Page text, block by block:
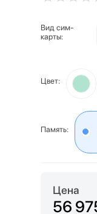
Вид сим-
карты:
Цвет:
Память:
Цена
56